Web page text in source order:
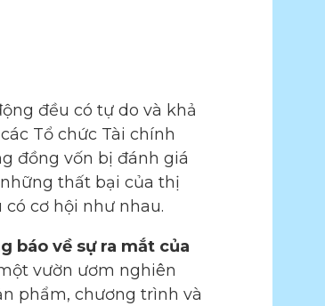
đều có tự do và khả
Tổ chức Tài chính
đồng vốn bị đánh giá
thất bại của thị
cơ hội như nhau.
báo về sự ra mắt của
vườn ươm nghiên
phẩm, chương trình và